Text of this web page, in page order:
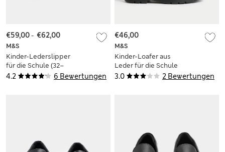
4.2 6 Bewertungen
M&S
Kinder-Lederslipper
für die Schule (32–
40,5)
€59,00- €62,00
3.0 2 Bewertungen
M&S
Kinder-Loafer aus
Leder für die Schule
mit Freshfeet™-
€46,00